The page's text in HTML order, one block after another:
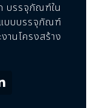
บรรจุภัณฑ์ใน
บบบรรจุภัณฑ์
านโครงสร้าง